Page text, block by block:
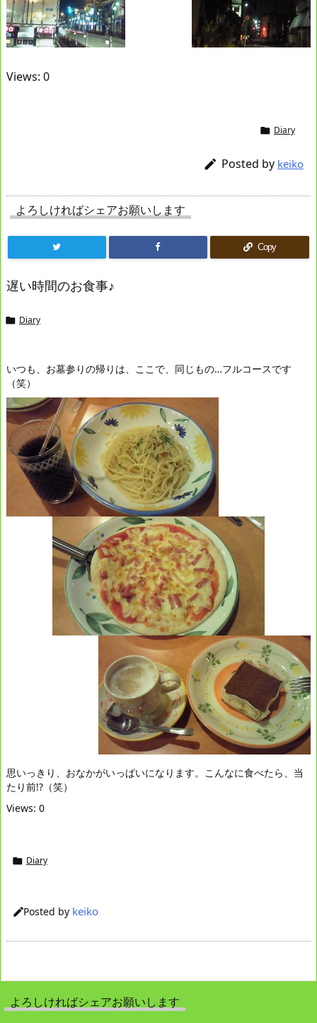
Views: 0
 Diary
 Posted by keiko
よろしければシェアお願いします
Copy
遅い時間のお食事♪
 Diary
いつも、お墓参りの帰りは、ここで、同じもの…フルコースです
（笑）
思いっきり、おなかがいっぱいになります。こんなに食べたら、当
たり前!?（笑）
Views: 0
 Diary
Posted by keiko
よろしければシェアお願いします